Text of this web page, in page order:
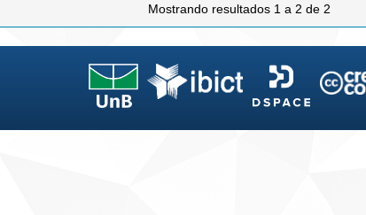
Mostrando resultados 1 a 2 de 2